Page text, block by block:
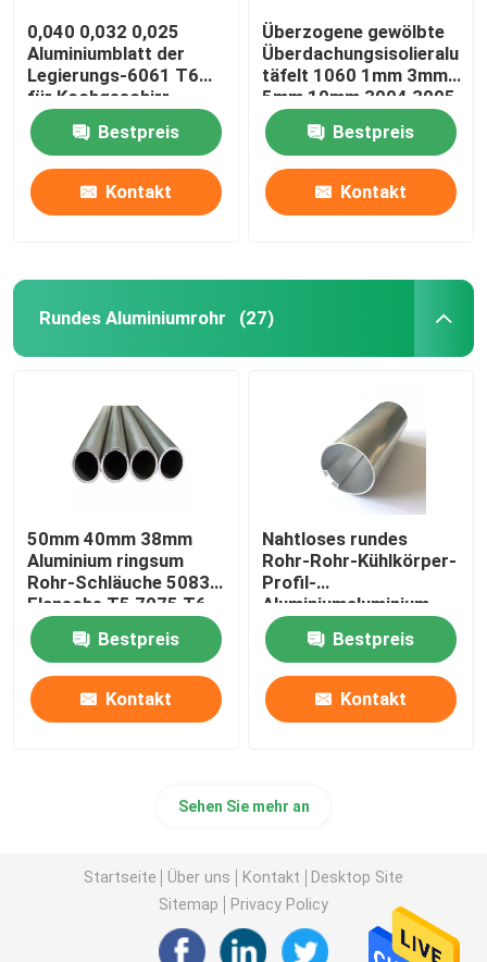
0,040 0,032 0,025
Aluminiumblatt der
Legierungs-6061 T6
für Kochgeschirr
beleuchtet
Sublimationsdruck-
freie Räume
Bestpreis
Kontakt
Überzogene gewölbte
täfelt 1060 1mm 3mm
5mm 10mm 3004 3005
Bestpreis
Kontakt
Rundes Aluminiumrohr (27)
50mm 40mm 38mm
Aluminium ringsum
Rohr-Schläuche 5083
Flansche T5 7075 T6
für Öl-Rohr
Bestpreis
Kontakt
Nahtloses rundes
Rohr-Rohr-Kühlkörper-
Profil-
Aluminiumaluminium
verdrängte gerändelte
25mm 45mm 70mm
Bestpreis
Kontakt
Sehen Sie mehr an
Startseite Über uns Kontakt
Desktop Site
Sitemap
Privacy Policy